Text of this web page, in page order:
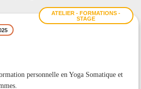
ATELIER - FORMATIONS -
STAGE
personnelle en Yoga Somatique et